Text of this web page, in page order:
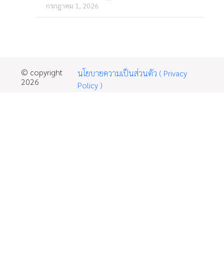
กรกฎาคม 1, 2026
© copyright
2026
นโยบายความเป็นส่วนตัว ( Privacy
Policy )